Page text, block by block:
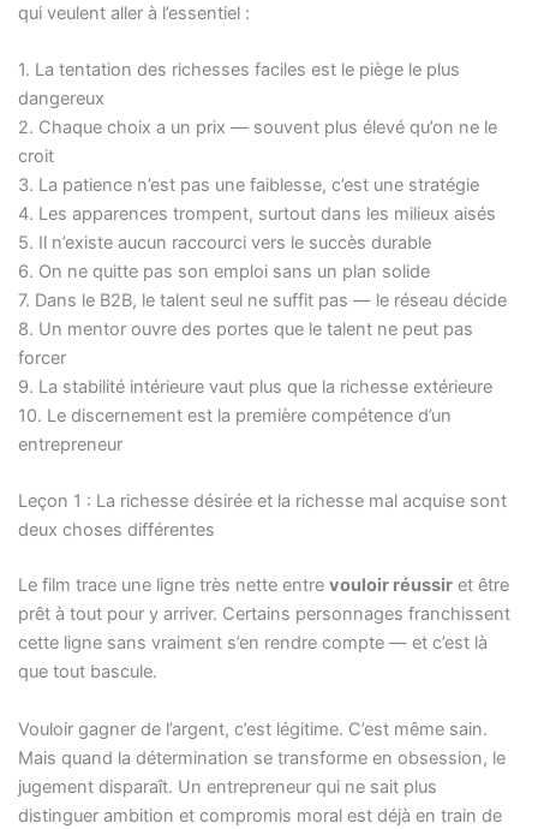
qui veulent aller à l’essentiel :
1. La tentation des richesses faciles est le piège le plus
dangereux
2. Chaque choix a un prix — souvent plus élevé qu’on ne le
croit
3. La patience n’est pas une faiblesse, c’est une stratégie
4. Les apparences trompent, surtout dans les milieux aisés
5. Il n’existe aucun raccourci vers le succès durable
6. On ne quitte pas son emploi sans un plan solide
7. Dans le B2B, le talent seul ne suffit pas — le réseau décide
8. Un mentor ouvre des portes que le talent ne peut pas
forcer
9. La stabilité intérieure vaut plus que la richesse extérieure
10. Le discernement est la première compétence d’un
entrepreneur
Leçon 1 : La richesse désirée et la richesse mal acquise sont
deux choses différentes
Le film trace une ligne très nette entre vouloir réussiret être
prêt à tout pour y arriver. Certains personnages franchissent
cette ligne sans vraiment s’en rendre compte — et c’est là
que tout bascule.
Vouloir gagner de l’argent, c’est légitime. C’est même sain.
Mais quand la détermination se transforme en obsession, le
jugement disparaît. Un entrepreneur qui ne sait plus
distinguer ambition et compromis moral est déjà en train de